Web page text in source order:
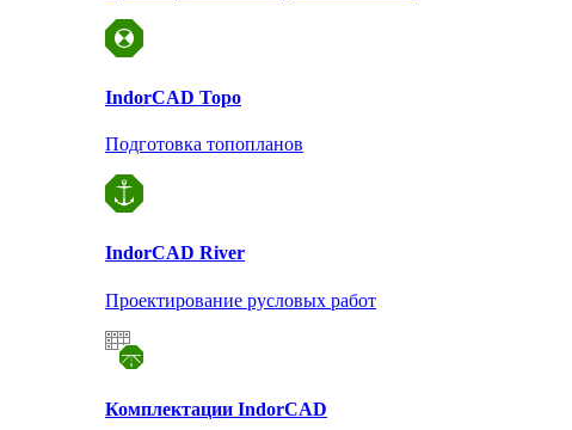
IndorCAD Topo
Подготовка топопланов
IndorCAD River
Проектирование русловых работ
Комплектации IndorCAD